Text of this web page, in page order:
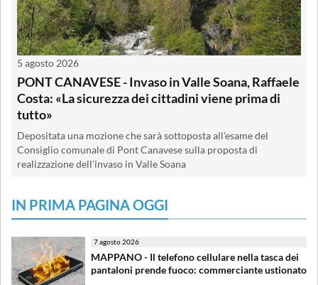
5 agosto 2026
PONT CANAVESE - Invaso in Valle Soana, Raffaele
Costa: «La sicurezza dei cittadini viene prima di
tutto»
Depositata una mozione che sarà sottoposta all'esame del
Consiglio comunale di Pont Canavese sulla proposta di
realizzazione dell'invaso in Valle Soana
IN PRIMA PAGINA OGGI
7 agosto 2026
MAPPANO - Il telefono cellulare nella tasca dei
pantaloni prende fuoco: commerciante ustionato